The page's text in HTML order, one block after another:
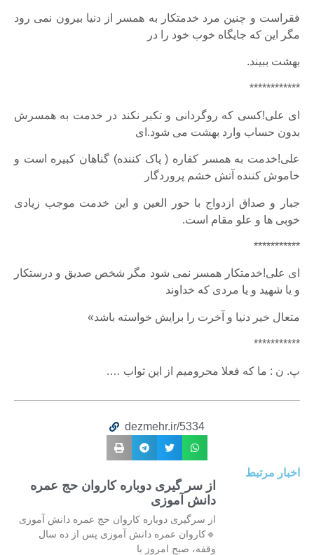
فقراست و چنین مرد خدمتکار به همسر از دنیا بیرون نمی رود
مگر این که جایگاه خوب خود را در
بهشت ببیند.
************
ای علی!کسی که روگردانی و تکبر نکند در خدمت به همسرش
بدون حساب وارد بهشت می شود.ای
علی!خدمت به همسر کفاره ( پاک کننده) گناهان کبیره است و
خاموش کننده آتش خشم پروردگار
جبار و صداق ازدواج با حور العین و این خدمت موجب زیادی
خوبی ها و علو مقام است.
***********
ای علی!خدمتکار همسر نمی شود مگر شخص صدیق و درستکار
و یا شهید و یا مردی که خداوند
متعال خیر دنیا و آخرت را برایش خواسته باشد»
***********
پ. ن : ما که فعلا محرومیم از این ثواب ….
dezmehr.ir/5334
اخبار مرتبط
از سر گیری دوباره کاروان حج عمره
دانش آموزی
از سرگیری دوباره کاروان حج عمره دانش آموزی
🔹کاروان عمره دانش آموزی پس از ده سال
وقفه، صبح امروز با